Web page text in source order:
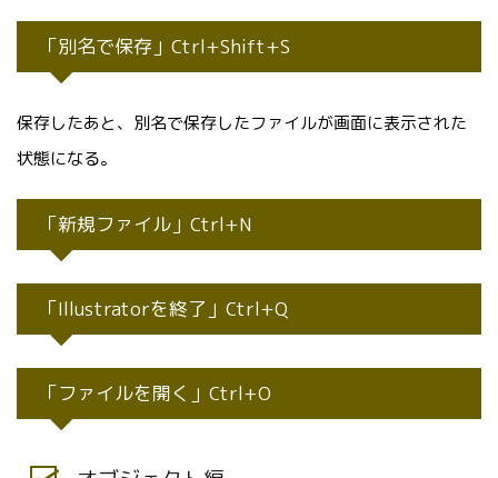
「別名で保存」Ctrl+Shift+S
保存したあと、別名で保存したファイルが画面に表示された
状態になる。
「新規ファイル」Ctrl+N
「Illustratorを終了」Ctrl+Q
「ファイルを開く」Ctrl+O